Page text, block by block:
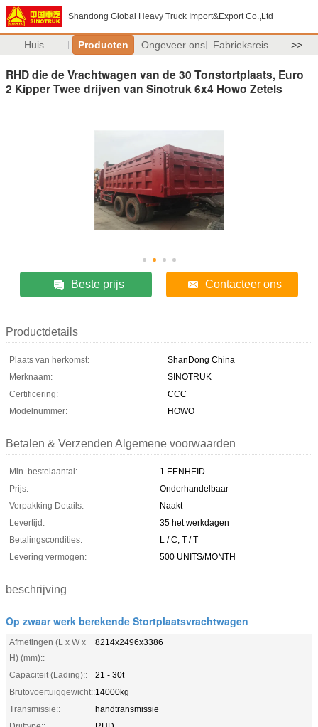
Shandong Global Heavy Truck Import&Export Co.,Ltd
Huis Producten Ongeveer ons Fabrieksreis >>
RHD die de Vrachtwagen van de 30 Tonstortplaats, Euro
2 Kipper Twee drijven van Sinotruk 6x4 Howo Zetels
Beste prijs Contacteer ons
Productdetails
Plaats van herkomst:
ShanDong China
Merknaam:
SINOTRUK
Certificering:
CCC
Modelnummer:
HOWO
Betalen & Verzenden Algemene voorwaarden
Min. bestelaantal:
1 EENHEID
Prijs:
Onderhandelbaar
Verpakking Details:
Naakt
Levertijd:
35 het werkdagen
Betalingscondities:
L / C, T / T
Levering vermogen:
500 UNITS/MONTH
beschrijving
Op zwaar werk berekende Stortplaatsvrachtwagen
Afmetingen (L x W x
H) (mm)::
8214x2496x3386
Capaciteit (Lading)::
21 - 30t
Brutovoertuiggewicht::14000kg
Transmissie::
handtransmissie